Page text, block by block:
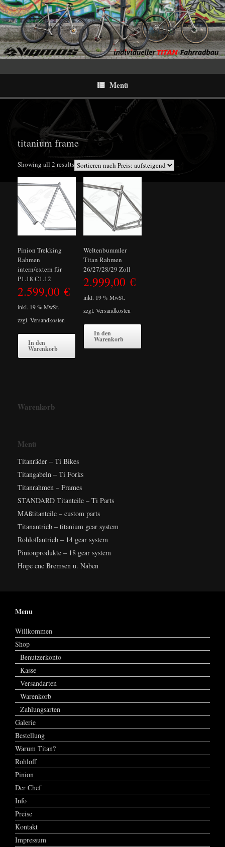
Menü
titanium frame
Showing all 2 resultsSorted
by
price:
high
Pinion Trekking
Rahmen
intern/extern für
P1.18 C1.12
2.599,00 €
inkl. 19 % MwSt.
zzgl. Versandkosten
In den
Warenkorb
Weltenbummler
Titan Rahmen
26/27/28/29 Zoll
2.999,00 €
inkl. 19 % MwSt.
zzgl. Versandkosten
In den
Warenkorb
Warenkorb
Menü
Titanräder – Ti Bikes
Titangabeln – Ti Forks
Titanrahmen – Frames
STANDARD Titanteile – Ti Parts
MAßtitanteile – custom parts
Titanantrieb – titanium gear system
Rohloffantrieb – 14 gear system
Pinionprodukte – 18 gear system
Hope cnc Bremsen u. Naben
Menu
Willkommen
Shop
Benutzerkonto
Kasse
Versandarten
Warenkorb
Zahlungsarten
Galerie
Bestellung
Warum Titan?
Rohloff
Pinion
Der Chef
Info
Preise
Kontakt
Impressum